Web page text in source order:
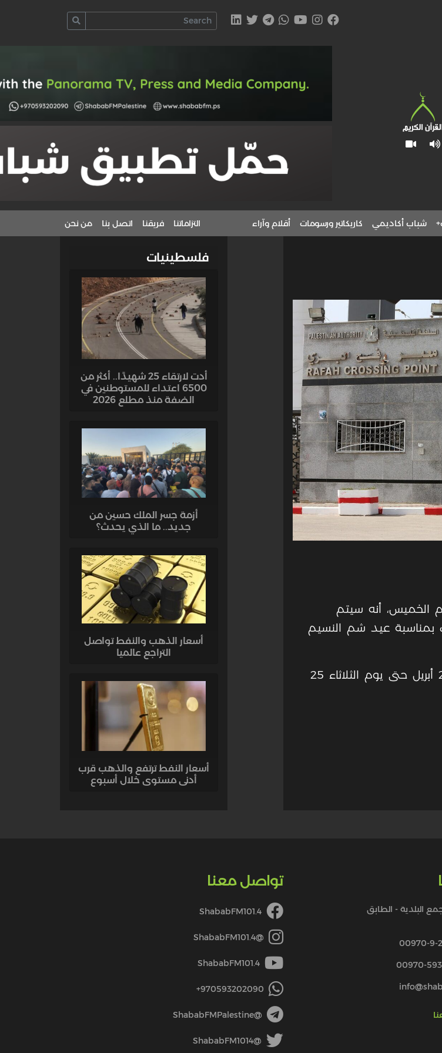
شباب أكاديمي كاريكاتير ورسومات أقلام وآراء التزاماتنا فريقنا اتصل بنا من نحن
الخميس، أنه سيتم
بمناسبة عيد شم النسيم
كما وتبدأ إجازة عيد الفطر المبارك من يوم الخميس 20 أبريل حتى يوم الثلاثاء 25
فلسطينيات
أدت لارتقاء 25 شهيدًا.. أكثر من
6500 اعتداء للمستوطنين في
الضفة منذ مطلع 2026
أزمة جسر الملك حسين من
جديد.. ما الذي يحدث؟
أسعار الذهب والنفط تواصل
التراجع عالميا
أسعار النفط ترتفع والذهب قرب
أدنى مستوى خلال أسبوع
البلدية - الطابق
00970-9-
00970-
تواصل معنا
ShababFM101.4
@ShababFM101.4
ShababFM101.4
970593202090+
@ShababFMPalestine
@ShababFM1014